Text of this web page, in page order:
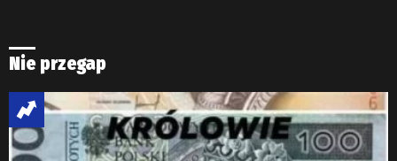
Nie przegap